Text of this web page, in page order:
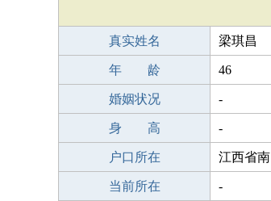
真实姓名 梁琪昌
年 龄 46
婚姻状况 -
身 高 -
户口所在 江西省
当前所在 -